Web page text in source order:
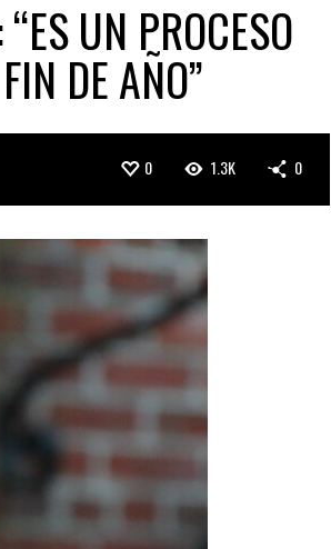
UN PROCESO
DE AÑO”
0 1.3K 0